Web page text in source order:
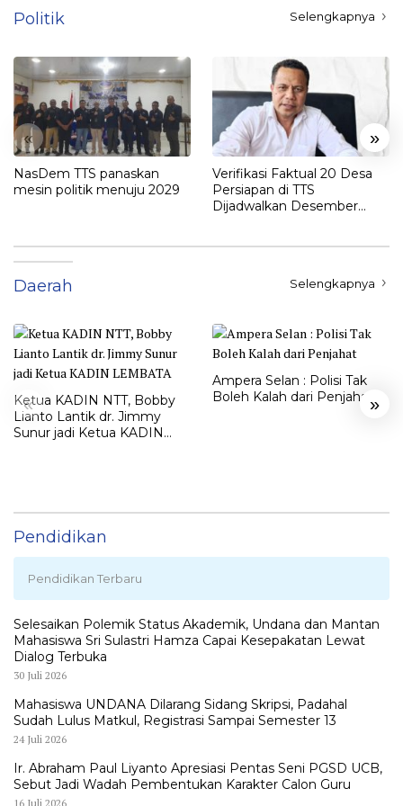
Politik Selengkapnya
« »
NasDem TTS panaskan
mesin politik menuju 2029
Verifikasi Faktual 20 Desa
Persiapan di TTS
Dijadwalkan Desember
Daerah Selengkapnya
« »
Ketua KADIN NTT, Bobby
Lianto Lantik dr. Jimmy
Sunur jadi Ketua KADIN
Ampera Selan : Polisi Tak
Boleh Kalah dari Penjahat
Pendidikan
Pendidikan Terbaru
Selesaikan Polemik Status Akademik, Undana dan Mantan
Mahasiswa Sri Sulastri Hamza Capai Kesepakatan Lewat
Dialog Terbuka
30 Juli 2026
Mahasiswa UNDANA Dilarang Sidang Skripsi, Padahal
Sudah Lulus Matkul, Registrasi Sampai Semester 13
24 Juli 2026
Ir. Abraham Paul Liyanto Apresiasi Pentas Seni PGSD UCB,
Sebut Jadi Wadah Pembentukan Karakter Calon Guru
16 Juli 2026